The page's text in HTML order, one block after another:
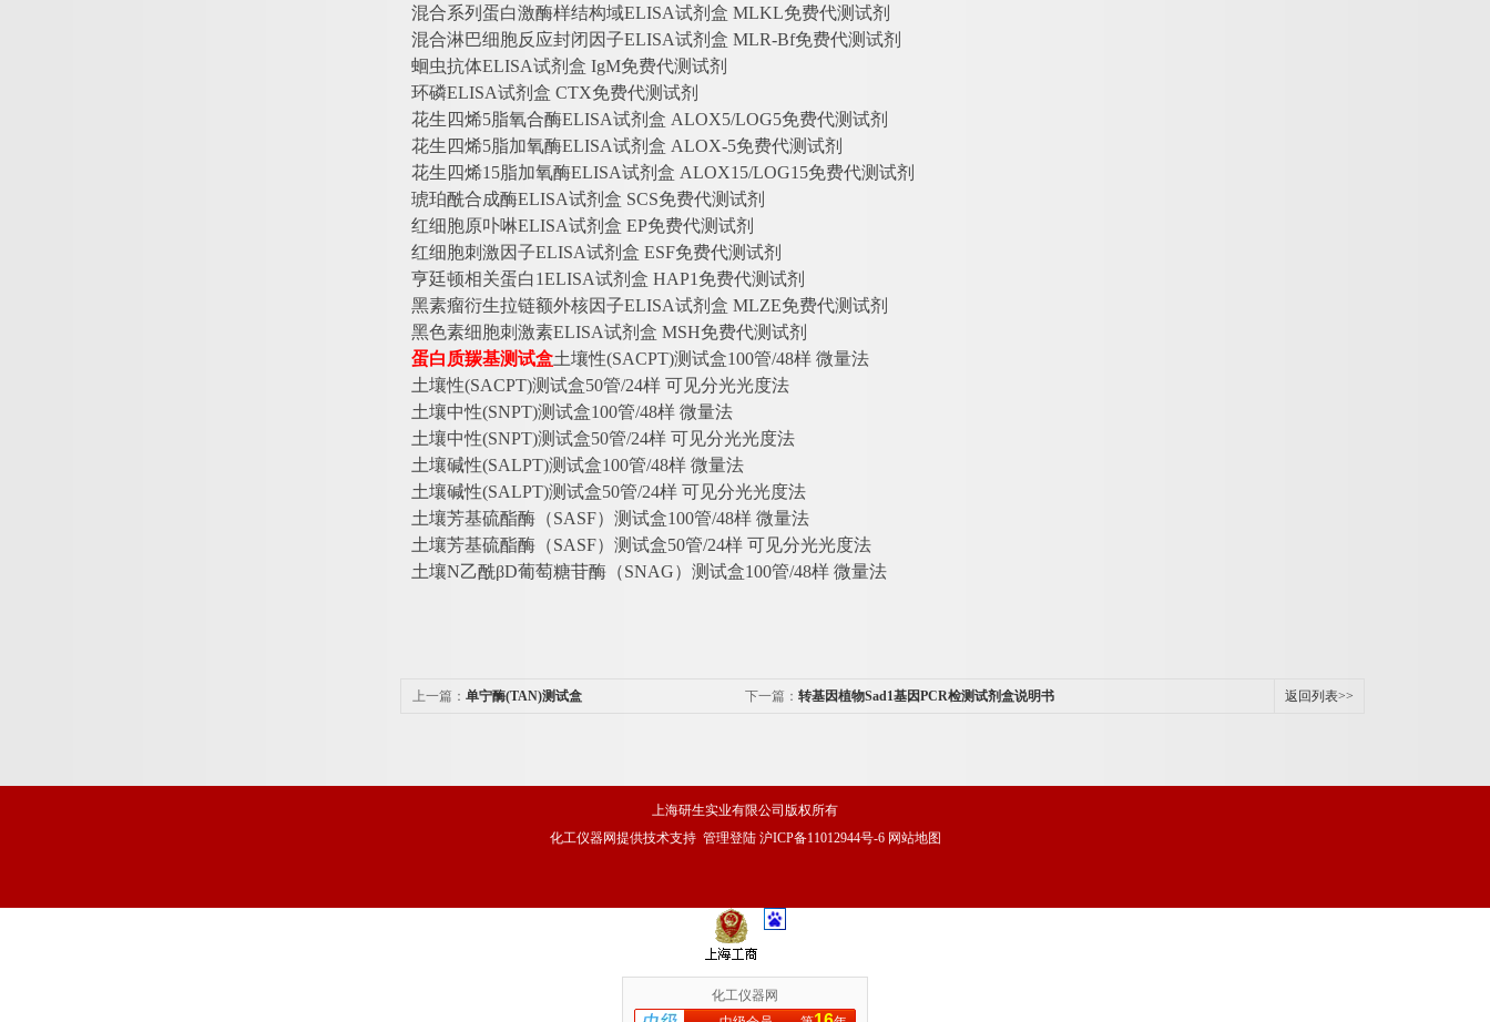
混合系列蛋白激酶样结构域ELISA试剂盒 MLKL免费代测试剂
混合淋巴细胞反应封闭因子ELISA试剂盒 MLR-Bf免费代测试剂
蛔虫抗体ELISA试剂盒 IgM免费代测试剂
环磷ELISA试剂盒 CTX免费代测试剂
花生四烯5脂氧合酶ELISA试剂盒 ALOX5/LOG5免费代测试剂
花生四烯5脂加氧酶ELISA试剂盒 ALOX-5免费代测试剂
花生四烯15脂加氧酶ELISA试剂盒 ALOX15/LOG15免费代测试剂
琥珀酰合成酶ELISA试剂盒 SCS免费代测试剂
红细胞原卟啉ELISA试剂盒 EP免费代测试剂
红细胞刺激因子ELISA试剂盒 ESF免费代测试剂
亨廷顿相关蛋白1ELISA试剂盒 HAP1免费代测试剂
黑素瘤衍生拉链额外核因子ELISA试剂盒 MLZE免费代测试剂
黑色素细胞刺激素ELISA试剂盒 MSH免费代测试剂
蛋白质羰基测试盒土壤性(SACPT)测试盒100管/48样 微量法
土壤性(SACPT)测试盒50管/24样 可见分光光度法
土壤中性(SNPT)测试盒100管/48样 微量法
土壤中性(SNPT)测试盒50管/24样 可见分光光度法
土壤碱性(SALPT)测试盒100管/48样 微量法
土壤碱性(SALPT)测试盒50管/24样 可见分光光度法
土壤芳基硫酯酶（SASF）测试盒100管/48样 微量法
土壤芳基硫酯酶（SASF）测试盒50管/24样 可见分光光度法
土壤N乙酰βD葡萄糖苷酶（SNAG）测试盒100管/48样 微量法
上一篇： 单宁酶(TAN)测试盒 下一篇： 转基因植物Sad1基因PCR检测试剂盒说明书 返回列表>>
上海研生实业有限公司版权所有
化工仪器网提供技术支持 管理登陆 沪ICP备11012944号-6 网站地图
化工仪器网